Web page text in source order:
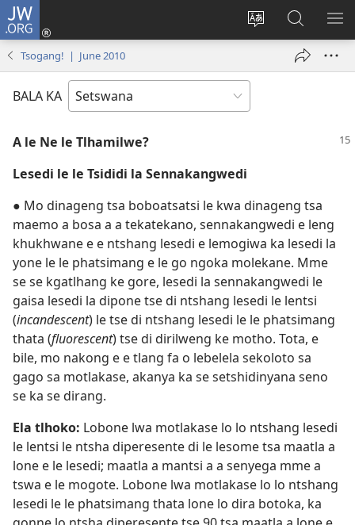
JW.ORG
Fetola
Tsena
e
Senka
JW.ORG/
Tsogang! | June 2010
BALA KA
A le Ne le Tlhamilwe?
Lesedi le le Tsididi la Sennakangwedi
● Mo dinageng tsa boboatsatsi le kwa dinageng tsa
maemo a bosa a a tekatekano, sennakangwedi e leng
khukhwane e e ntshang lesedi e lemogiwa ka lesedi la
yone le le phatsimang e le go ngoka molekane. Mme
se se kgatlhang ke gore, lesedi la sennakangwedi le
gaisa lesedi la dipone tse di ntshang lesedi le lentsi
(incandescent) le tse di ntshang lesedi le le phatsimang
thata (fluorescent) tse di dirilweng ke motho. Tota, e
bile, mo nakong e e tlang fa o lebelela sekoloto sa
gago sa motlakase, akanya ka se setshidinyana seno
se ka se dirang.
Ela tlhoko: Lobone lwa motlakase lo lo ntshang lesedi
le lentsi le ntsha diperesente di le lesome tsa maatla a
lone e le lesedi; maatla a mantsi a a senyega mme a
tswa e le mogote. Lobone lwa motlakase lo lo ntshang
lesedi le le phatsimang thata lone lo dira botoka, ka